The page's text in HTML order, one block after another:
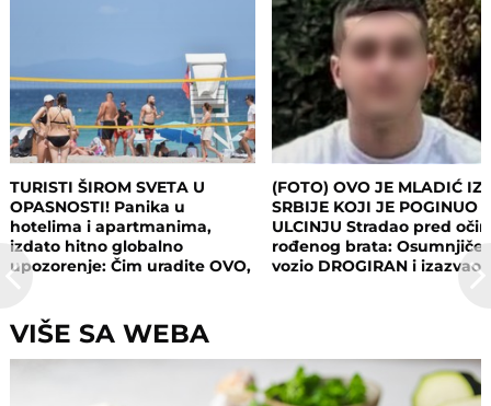
TURISTI ŠIROM SVETA U
OPASNOSTI! Panika u
hotelima i apartmanima,
izdato hitno globalno
upozorenje: Čim uradite OVO,
(FOTO) OVO JE MLADIĆ IZ
SRBIJE KOJI JE POGINUO
ULCINJU Stradao pred
rođenog brata:
vozio DROGIRAN i izazvao
VIŠE SA WEBA